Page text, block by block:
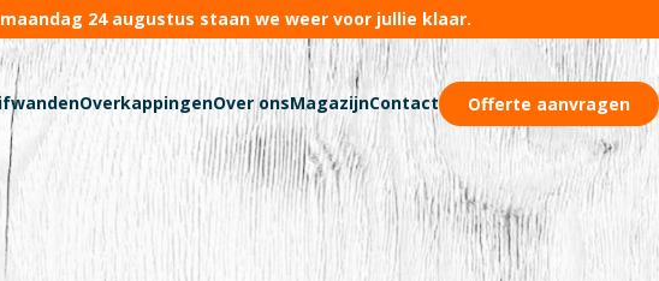
24 augustus staan we weer voor jullie klaar.
OverkappingenOver onsMagazijnContact Offerte aanvragen